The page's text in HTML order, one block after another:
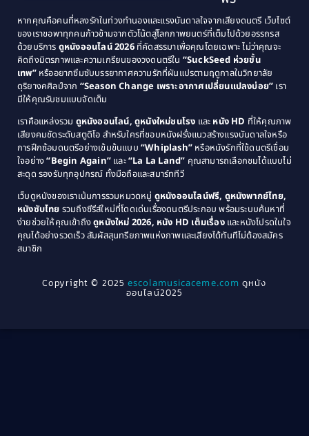
Classic หนังคลาสสิก(25)
Comedy ตลก(46)
Comedy ตลก(515)
Coming of Age ก้าวพ้นวัย(1)
Coming-of-Age(3)
Community(1)
Crime อาชญากรรม(78)
Cult Film(4)
1989
1988
1987
1986
1985
1984
1983
1982
1979
1978
1976
1975
1974
1971
1970
1969
1968
1964
1963
1940
หากคุณคือคนที่หลงรักในท่วงทำนองและแรงบันดาลใจจากเสียงดนตรี เว็บไซต์
ของเราขอพาทุกคนก้าวข้ามจากตัวโน้ตสู่โลกภาพยนตร์ที่เต็มไปด้วยอรรถรส
ด้วยบริการ ดูหนังออนไลน์ 2026ที่คัดสรรมาเพื่อคุณโดยเฉพาะ ไม่ว่าคุณจะ
คิดถึงมิตรภาพและความเกรียนของวงดนตรีใน “SuckSeed ห่วยขั้น
เทพ”หรืออยากซึมซับบรรยากาศความรักที่ผันแปรตามฤดูกาลในวิทยาลัย
ดุริยางคศิลป์จาก “Season Change เพราะอากาศเปลี่ยนแปลงบ่อย” เรา
มีให้คุณรับชมแบบจัดเต็ม
เราคือแหล่งรวม ดูหนังออนไลน์, ดูหนังใหม่ชนโรง และ หนัง HD ที่ให้คุณภาพ
เสียงคมชัดระดับสตูดิโอ สำหรับใครที่ชอบหนังฝรั่งแนวสร้างแรงบันดาลใจหรือ
การฝึกซ้อมดนตรีอย่างเข้มข้นแบบ “Whiplash” หรือหนังรักที่ใช้ดนตรีเชื่อม
ใจอย่าง“Begin Again” และ“La La Land” คุณสามารถเลือกชมได้แบบไม่
สะดุด รองรับทุกอุปกรณ์ ทั้งมือถือและสมาร์ททีวี
เว็บดูหนังของเราเน้นการรวมหมวดหมู่ ดูหนังออนไลน์ฟรี, ดูหนังพากย์ไทย,
หนังซับไทย รวมถึงซีรีส์ใหม่ที่โดดเด่นเรื่องดนตรีประกอบ พร้อมระบบค้นหาที่
ง่ายช่วยให้คุณเข้าถึงดูหนังใหม่ 2026, หนัง HD เต็มเรื่องและหนังโปรดในใจ
คุณได้อย่างรวดเร็ว สัมผัสสุนทรียภาพแห่งภาพและเสียงได้ทันทีไม่ต้องสมัคร
สมาชิก
Copyright © 2025escolamusicaceme.com ดูหนัง
ออนไลน์2025